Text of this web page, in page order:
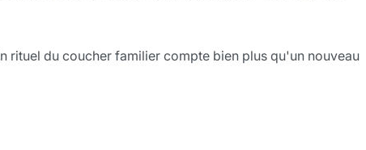
rituel du coucher familier compte bien plus qu'un nouveau